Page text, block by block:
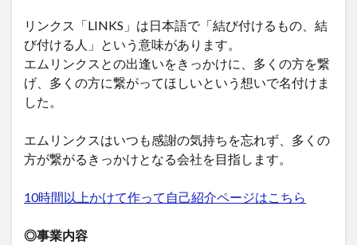
リンクス「LINKS」は日本語で「結び付けるもの、結
び付ける人」という意味があります。
エムリンクスとの出逢いをきっかけに、多くの方を繋
げ、多くの方に繋がってほしいという想いで名付けま
した。
エムリンクスはいつも感謝の気持ちを忘れず、多くの
方が繋がるきっかけとなる会社を目指します。
10時間以上かけて作って自己紹介ページはこちら
◎事業内容